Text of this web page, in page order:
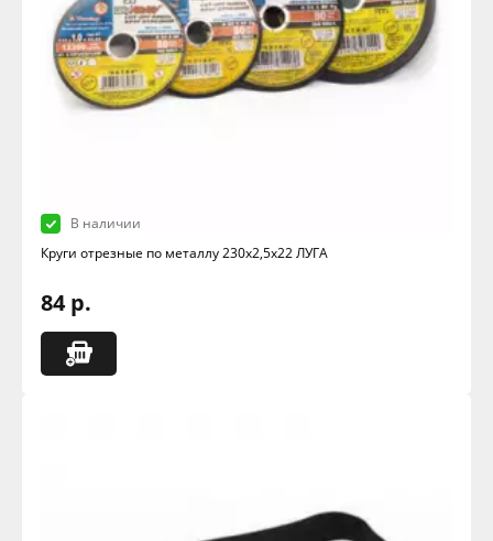
В наличии
Круги отрезные по металлу 230х2,5х22 ЛУГА
84 р.